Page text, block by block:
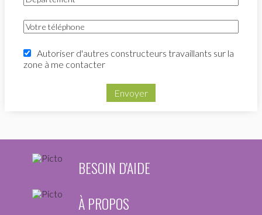
Autoriser d'autres constructeurs travaillants sur la
zone à me contacter
Envoyer
BESOIN D'AIDE
À PROPOS